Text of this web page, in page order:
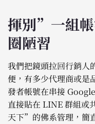
揮別”一組
圈陋習
我們把鏡頭拉回行銷人
便，有多少代理商或是
發者帳號在串接
直接貼在 LINE 群組或
天下”的佛系管理，簡